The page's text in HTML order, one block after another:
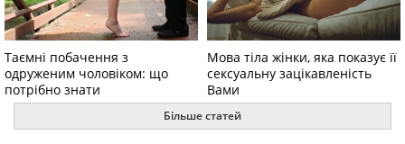
Таємні побачення з
одруженим чоловіком: що
потрібно знати
Мова тіла жінки, яка показує її
сексуальну зацікавленість
Вами
Більше статей